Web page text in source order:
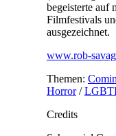
begeisterte auf
Filmfestivals
ausgezeichnet.
www.rob-
Themen:
Horror/
Credits